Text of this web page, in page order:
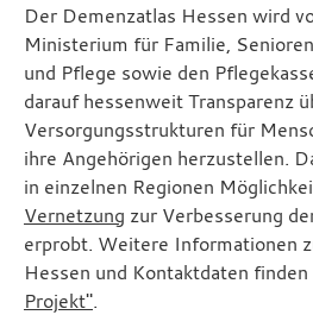
Der Demenzatlas Hessen wird
Ministerium für Familie,
und Pflege sowie den
darauf hessenweit Transparenz
Versorgungsstrukturen für
ihre Angehörigen herzustellen.
in einzelnen Regionen
Vernetzung zur Verbesserung
erprobt. Weitere Informationen
Hessen und Kontaktdaten
Projekt".